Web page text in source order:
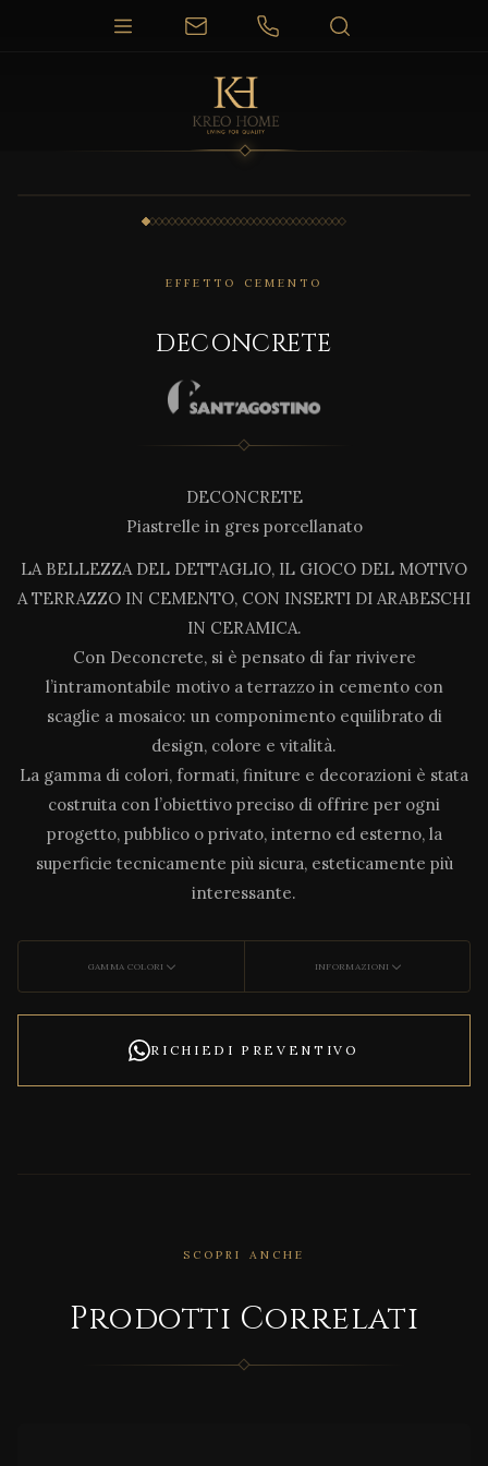
EFFETTO CEMENTO
DECONCRETE
DECONCRETE
Piastrelle in gres porcellanato
LA BELLEZZA DEL DETTAGLIO, IL GIOCO DEL MOTIVO
A TERRAZZO IN CEMENTO, CON INSERTI DI ARABESCHI
IN CERAMICA.
Con Deconcrete, si è pensato di far rivivere
l’intramontabile motivo a terrazzo in cemento con
scaglie a mosaico: un componimento equilibrato di
design, colore e vitalità.
La gamma di colori, formati, finiture e decorazioni è stata
costruita con l’obiettivo preciso di offrire per ogni
progetto, pubblico o privato, interno ed esterno, la
superficie tecnicamente più sicura, esteticamente più
interessante.
GAMMA COLORI INFORMAZIONI
RICHIEDI PREVENTIVO
SCOPRI ANCHE
Prodotti Correlati
Ston
ewor